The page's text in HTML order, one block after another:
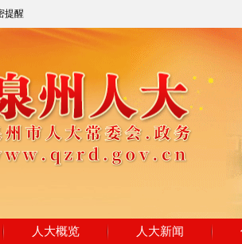
提醒
人大概览 人大新闻